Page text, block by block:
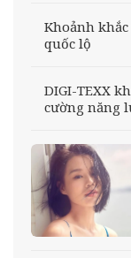
Khoảnh
quốc lộ
DIGI-TEXX
cường năng